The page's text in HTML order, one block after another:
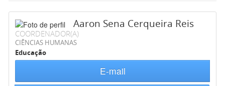
Aaron Sena Cerqueira Reis
COORDENADOR(A)
CIÊNCIAS HUMANAS
Educação
E-mail